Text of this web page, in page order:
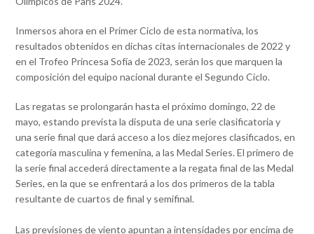
Inmersos ahora en el Primer Ciclo de esta normativa, los
resultados obtenidos en dichas citas internacionales de 2022 y
en el Trofeo Princesa Sofía de 2023, serán los que marquen la
composición del equipo nacional durante el Segundo Ciclo.
Las regatas se prolongarán hasta el próximo domingo, 22 de
mayo, estando prevista la disputa de una serie clasificatoria y
una serie final que dará acceso a los diez mejores clasificados, en
categoría masculina y femenina, a las Medal Series. El primero de
la serie final accederá directamente a la regata final de las Medal
Series, en la que se enfrentará a los dos primeros de la tabla
resultante de cuartos de final y semifinal.
Las previsiones de viento apuntan a intensidades por encima de